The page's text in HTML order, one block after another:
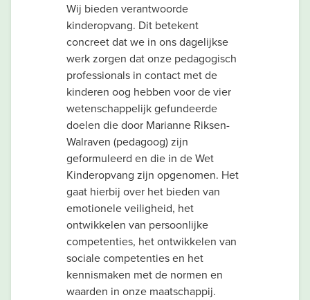
Wij bieden verantwoorde
kinderopvang. Dit betekent
concreet dat we in ons dagelijkse
werk zorgen dat onze pedagogisch
professionals in contact met de
kinderen oog hebben voor de vier
wetenschappelijk gefundeerde
doelen die door Marianne Riksen-
Walraven (pedagoog) zijn
geformuleerd en die in de Wet
Kinderopvang zijn opgenomen. Het
gaat hierbij over het bieden van
emotionele veiligheid, het
ontwikkelen van persoonlijke
competenties, het ontwikkelen van
sociale competenties en het
kennismaken met de normen en
waarden in onze maatschappij.